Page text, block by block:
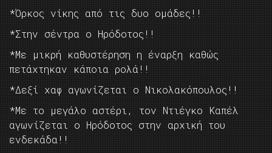
*Όρκος νίκης από τις δυο ομάδες!!
*Στην σέντρα ο Ηρόδοτος!!
*Με μικρή καθυστέρηση η έναρξη καθώς
πετάχτηκαν κάποια ρολά!!
*Δεξί χαφ αγωνίζεται ο Νικολακόπουλος!!
*Με το μεγάλο αστέρι, τον Ντιέγκο Καπέλ
αγωνίζεται ο Ηρόδοτος στην αρχική του
ενδεκάδα!!